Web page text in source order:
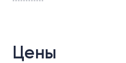
Цены